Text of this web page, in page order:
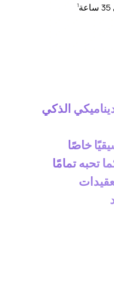
1
الذكي
خاصًا
تحبه تمامًا